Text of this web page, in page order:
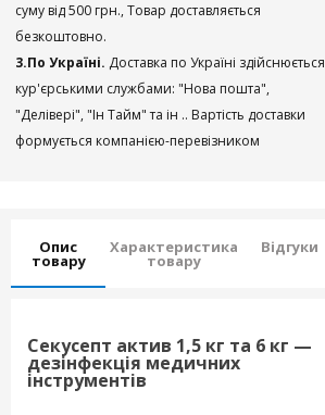
суму від 500 грн., Товар доставляється
безкоштовно.
3.По Україні. Доставка по Україні здійснюється
кур'єрськими службами: "Нова пошта",
"Делівері", "Ін Тайм" та ін .. Вартість доставки
формується компанією-перевізником
Опис
товару
Характеристика
товару
Відгуки
Секусепт актив 1,5 кг та 6 кг —
дезінфекція медичних
інструментів